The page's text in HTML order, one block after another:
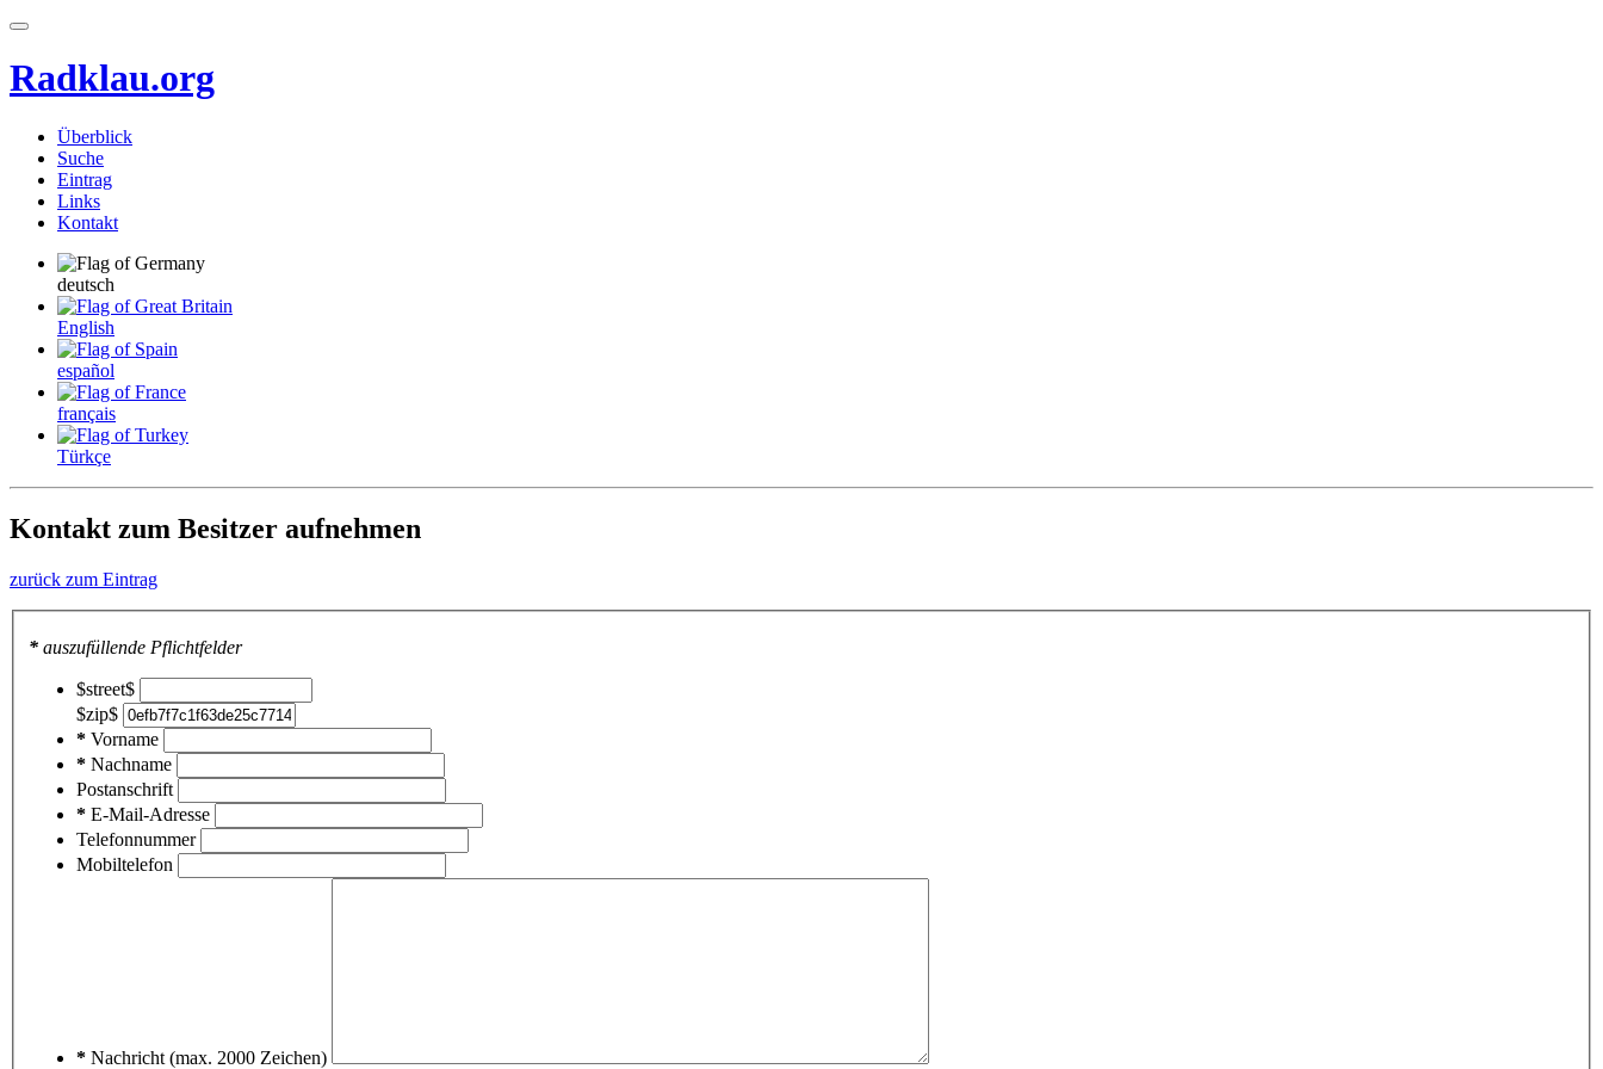
Radklau.org
Überblick
Suche
Eintrag
Links
Kontakt
deutsch
English
español
français
Türkçe
Kontakt zum Besitzer aufnehmen
zurück zum Eintrag
* auszufüllende Pflichtfelder
$street$
$zip$
* Vorname
* Nachname
Postanschrift
* E-Mail-Adresse
Telefonnummer
Mobiltelefon
* Nachricht (max. 2000 Zeichen)